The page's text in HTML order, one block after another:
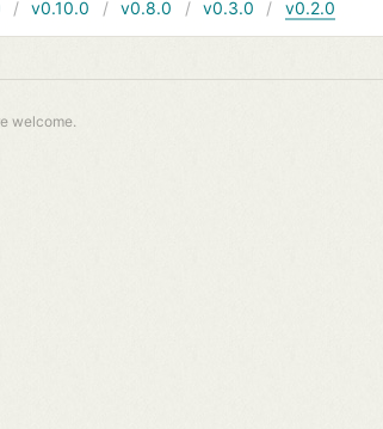
v0.10.0 v0.8.0 v0.3.0 v0.2.0
welcome.